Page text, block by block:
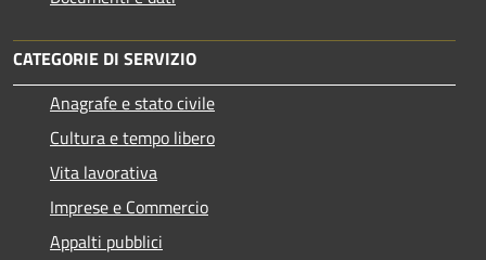
CATEGORIE DI SERVIZIO
Anagrafe e stato civile
Cultura e tempo libero
Vita lavorativa
Imprese e Commercio
Appalti pubblici